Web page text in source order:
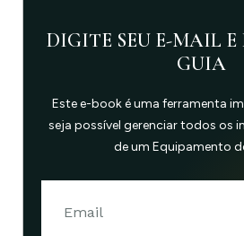
DIGITE SEU E-MAIL E
GUIA
Este e-book é uma ferramenta
seja possível gerenciar todos os
de um Equipamento